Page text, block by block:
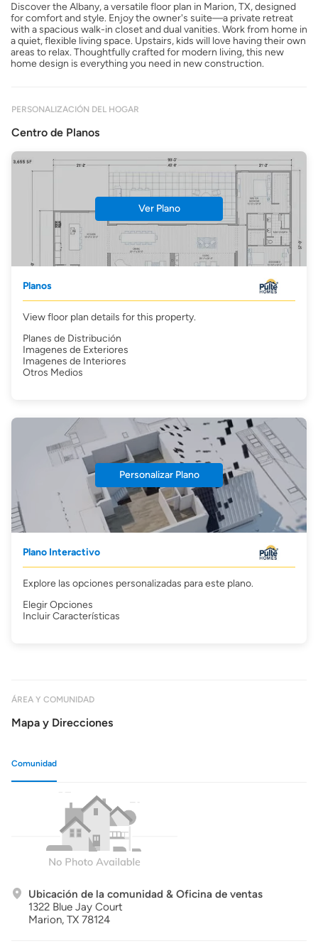
Discover the Albany, a versatile floor plan in Marion, TX, designed
for comfort and style. Enjoy the owner's suite—a private retreat
with a spacious walk-in closet and dual vanities. Work from home in
a quiet, flexible living space. Upstairs, kids will love having their own
areas to relax. Thoughtfully crafted for modern living, this new
home design is everything you need in new construction.
PERSONALIZACIÓN DEL HOGAR
Centro de Planos
Ver Plano
Planos
View floor plan details for this property.
Planes de Distribución
Imagenes de Exteriores
Imagenes de Interiores
Otros Medios
Personalizar Plano
Plano Interactivo
Explore las opciones personalizadas para este plano.
Elegir Opciones
Incluir Características
ÁREA Y COMUNIDAD
Mapa y Direcciones
Comunidad
Ubicación de la comunidad & Oficina de ventas
1322 Blue Jay Court
Marion, TX 78124